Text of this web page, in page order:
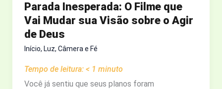
ASSISTA
AO
FILME
COMPLETO
AQUI!
Parada Inesperada: O Filme que
Vai Mudar sua Visão sobre o Agir
de Deus
Início, Luz, Câmera e Fé
Tempo de leitura: < 1 minuto
Você já sentiu que seus planos foram